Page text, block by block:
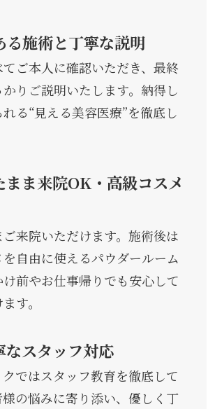
る施術と丁寧な説明
ご本人に確認いただき、最終
りご説明いたします。納得し
る“見える美容医療”を徹底し
ま来院OK・高級コスメ
来院いただけます。施術後は
自由に使えるパウダールーム
前やお仕事帰りでも安心して
す。
スタッフ対応
ではスタッフ教育を徹底して
の悩みに寄り添い、優しく丁